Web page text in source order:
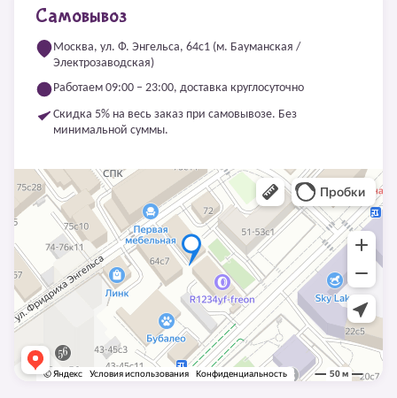
Самовывоз
Москва, ул. Ф. Энгельса, 64с1 (м. Бауманская /
Электрозаводская)
Работаем 09:00 – 23:00, доставка круглосуточно
Скидка 5% на весь заказ при самовывозе. Без
минимальной суммы.